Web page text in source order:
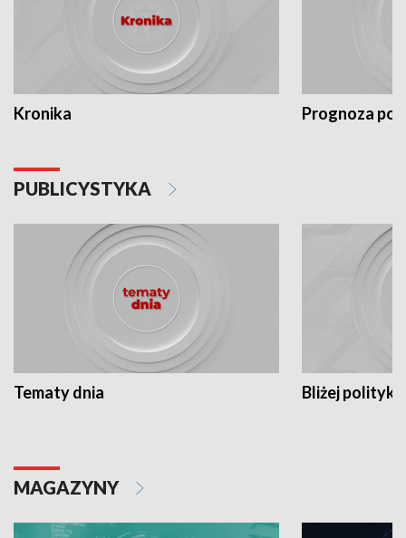
Kronika Prognoza
PUBLICYSTYKA
Tematy dnia Bliżej polityki
MAGAZYNY